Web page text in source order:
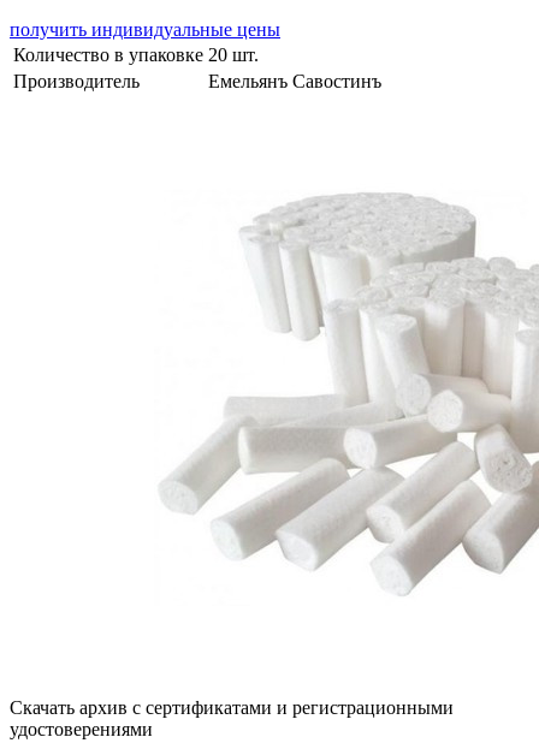
получить индивидуальные цены
Количество в упаковке 20 шт.
Производитель
Емельянъ Савостинъ
Скачать архив с сертификатами и регистрационными
удостоверениями